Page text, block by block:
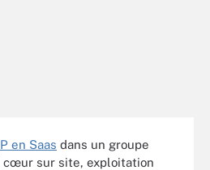
en Saas dans un groupe
cœur sur site, exploitation